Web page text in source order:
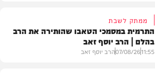
ממתק לשבת
התרמית במסמכי הטאבו שהותירה את הרב
בהלם | הרב יוסף זאב
11:55
07/08/26הרב יוסף זאב